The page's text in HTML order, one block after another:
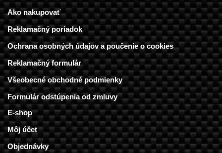
Ako nakupovať
Reklamačný poriadok
Ochrana osobných údajov a poučenie o cookies
Reklamačný formulár
Všeobecné obchodné podmienky
Formulár odstúpenia od zmluvy
E-shop
Môj účet
Objednávky